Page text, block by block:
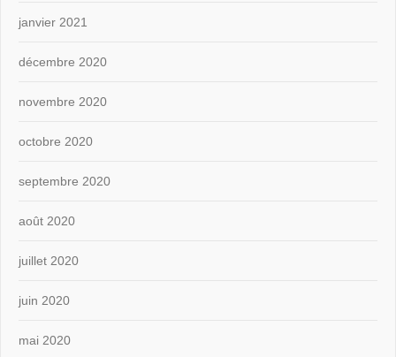
janvier 2021
décembre 2020
novembre 2020
octobre 2020
septembre 2020
août 2020
juillet 2020
juin 2020
mai 2020